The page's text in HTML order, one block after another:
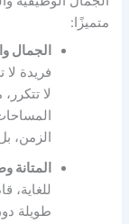
متميزًا:
الجمال
فريدة
لا
الزمن،
المتانة
للغاية،
طويلة